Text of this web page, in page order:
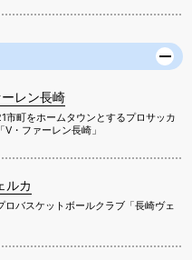
レン長崎
市町をホームタウンとするプロサッカ
V・ファーレン長崎」
ルカ
ロバスケットボールクラブ「長崎ヴェ